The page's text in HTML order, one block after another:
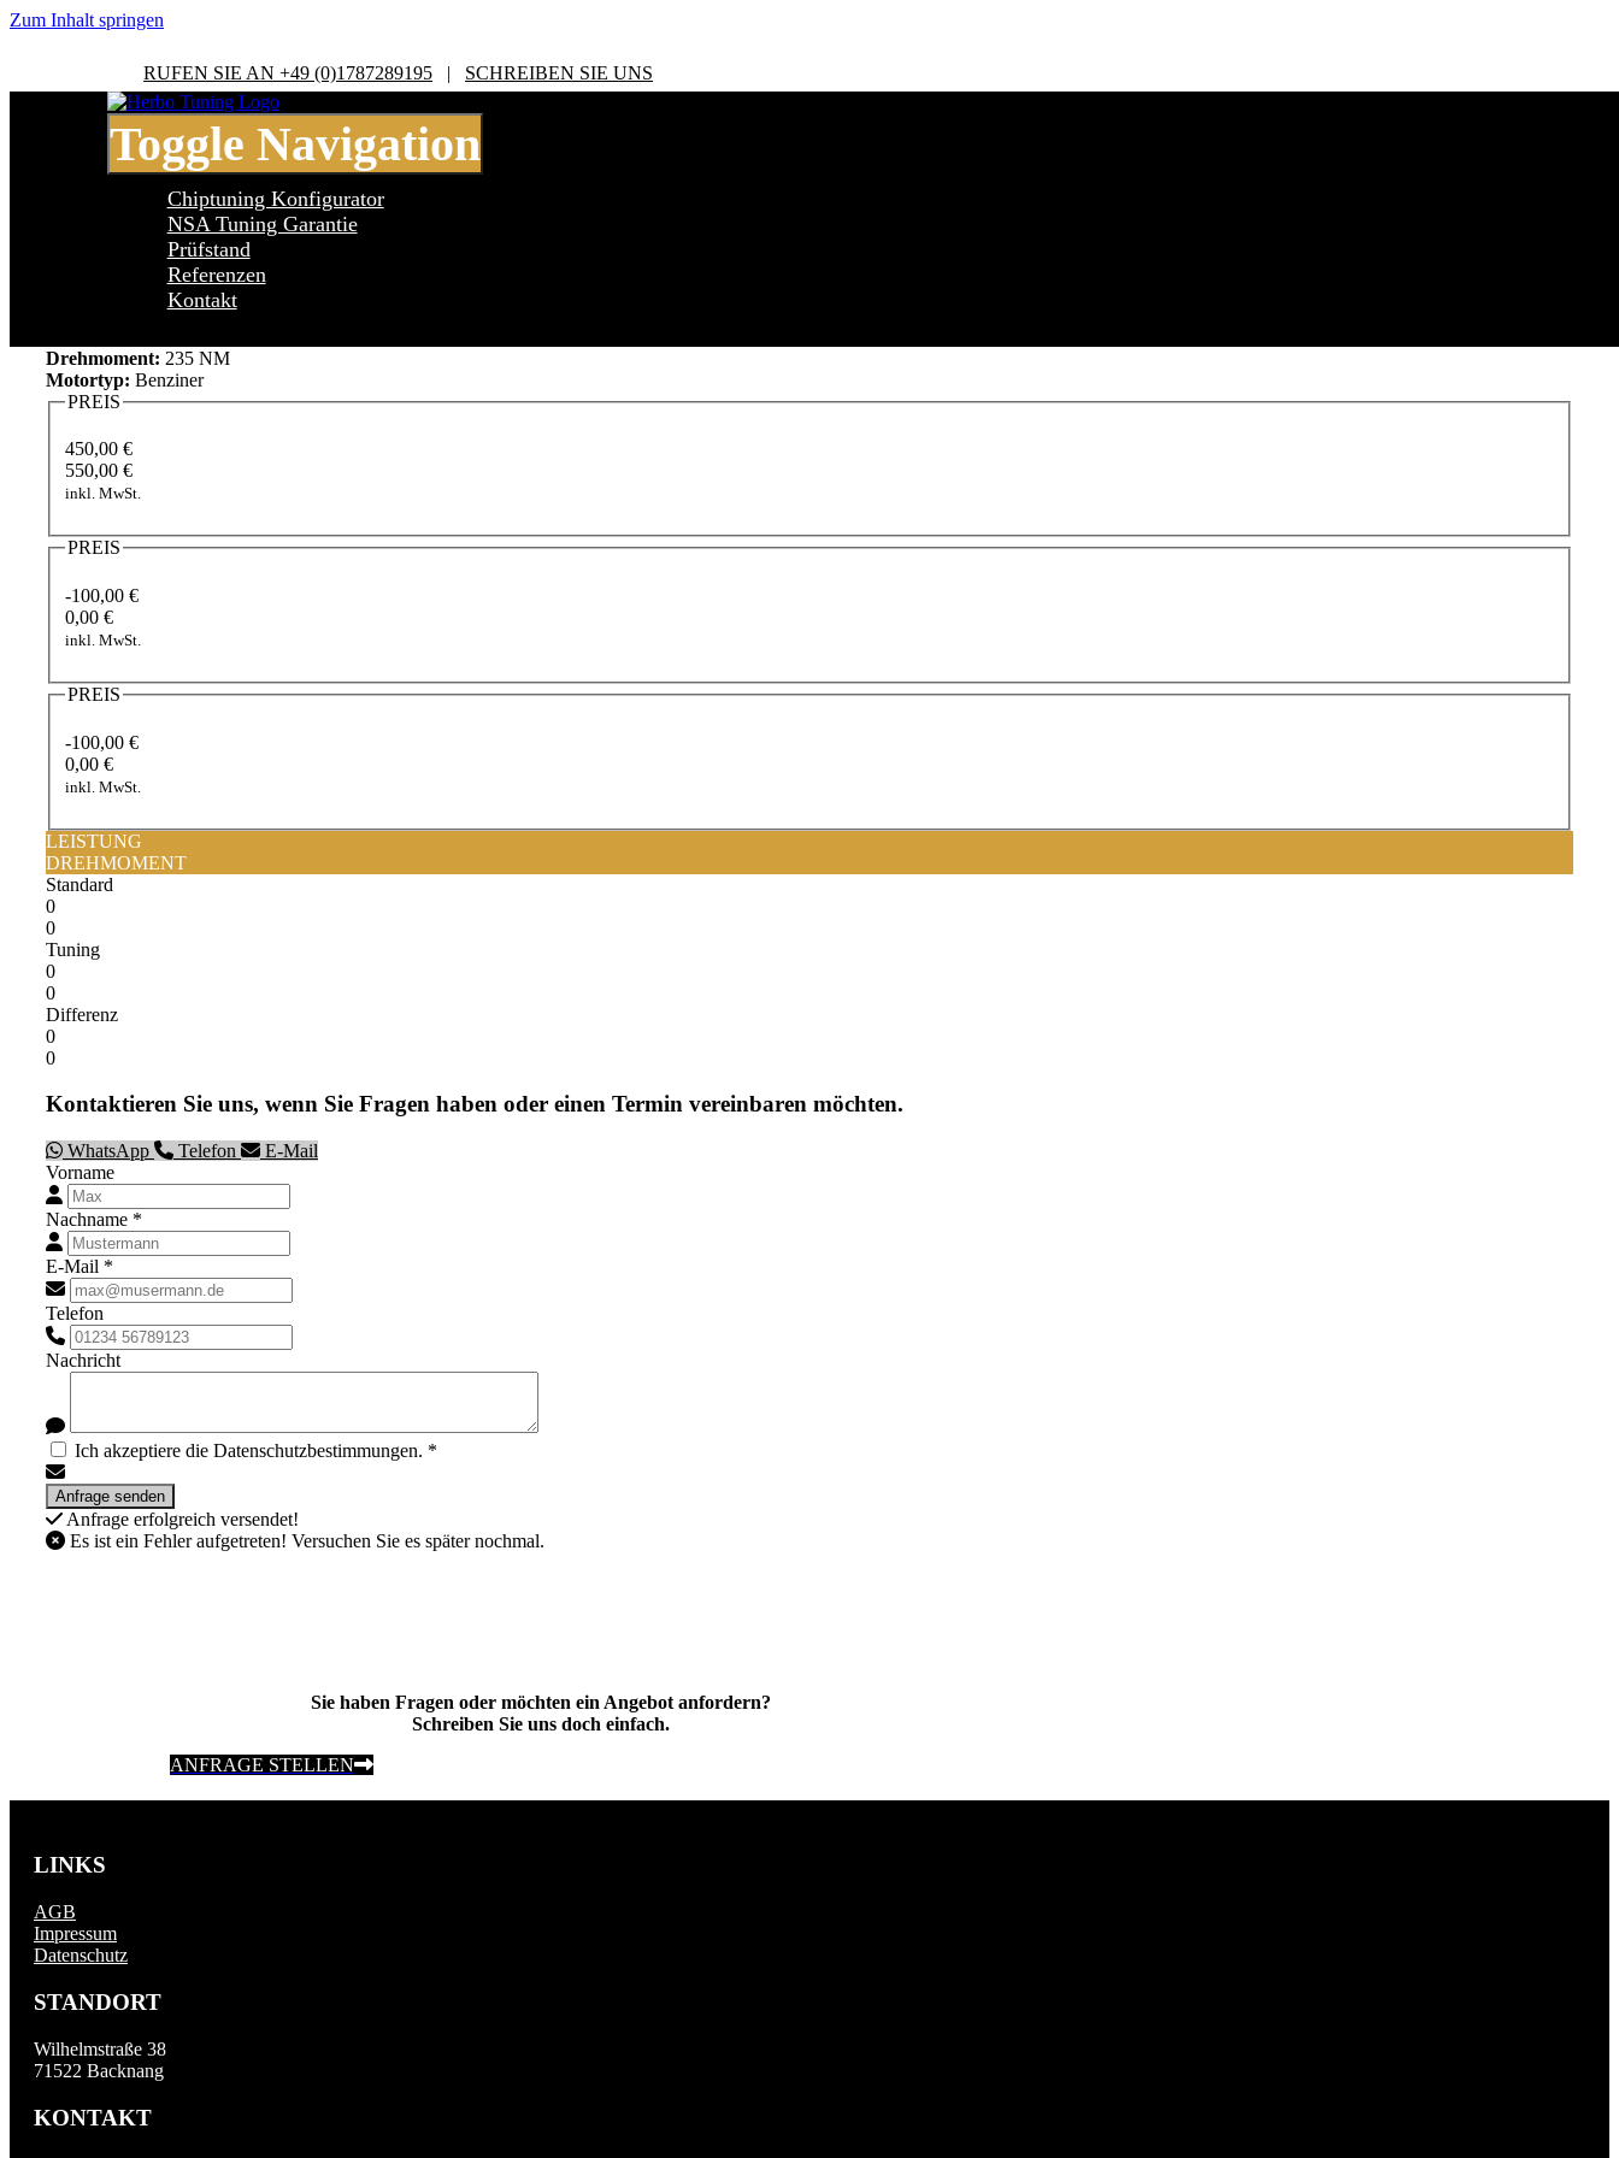
Zum Inhalt springen
RUFEN SIE AN +49 (0)1787289195 | SCHREIBEN SIE UNS
Toggle Navigation
Chiptuning Konfigurator
NSA Tuning Garantie
Prüfstand
Referenzen
Kontakt
Ford Galaxy I WGR 2.8 V6
Drehmoment: 235 NM
Motortyp: Benziner
PREIS
450,00 €
550,00 €
inkl. MwSt.
PREIS
-100,00 €
0,00 €
inkl. MwSt.
PREIS
-100,00 €
0,00 €
inkl. MwSt.
LEISTUNG
DREHMOMENT
Standard
0
0
Tuning
0
0
Differenz
0
0
Kontaktieren Sie uns, wenn Sie Fragen haben oder einen Termin vereinbaren möchten.
WhatsApp Telefon
E-Mail
Vorname
Nachname *
E-Mail *
Telefon
Nachricht
Ich akzeptiere die Datenschutzbestimmungen. *
Anfrage erfolgreich versendet!
Es ist ein Fehler aufgetreten! Versuchen Sie es später nochmal.
Sie haben Fragen oder möchten ein Angebot anfordern?
Schreiben Sie uns doch einfach.
ANFRAGE STELLEN
LINKS
AGB
Impressum
Datenschutz
STANDORT
Wilhelmstraße 38
71522 Backnang
KONTAKT